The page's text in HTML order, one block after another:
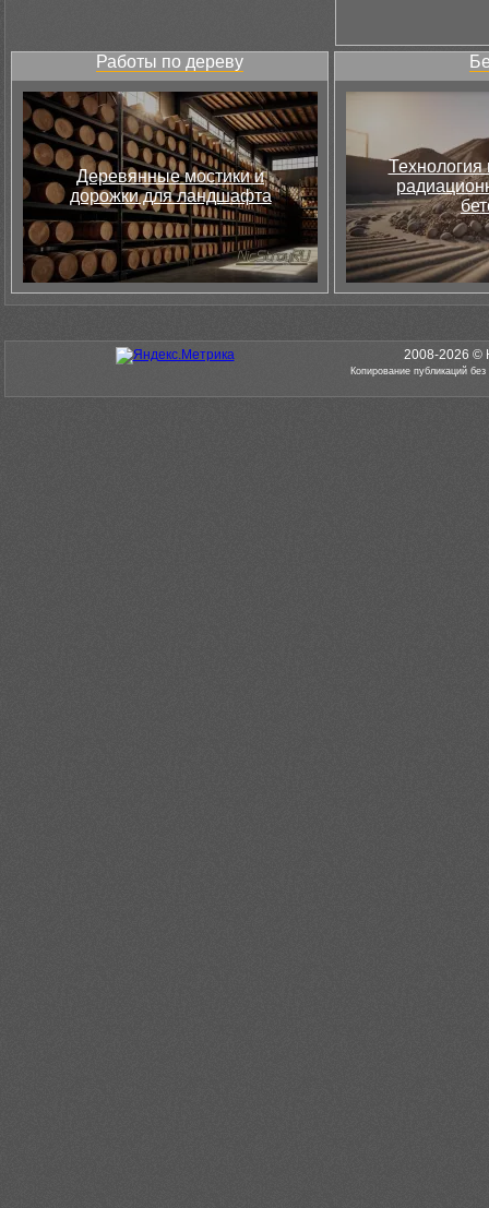
Работы по дереву
Деревянные мостики и
дорожки для ландшафта
Технология
2008-2026 ©
Копирование публикаций